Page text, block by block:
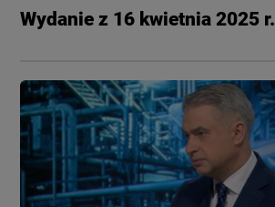
Wydanie z 16 kwietnia 2025 r.